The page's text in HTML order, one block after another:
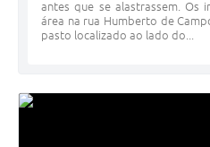
antes que se alastrassem. Os
área na rua Humberto de
pasto localizado ao lado do...